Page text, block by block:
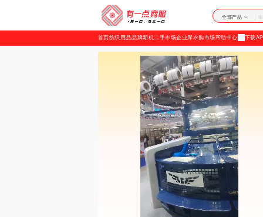
全部产品
首页纺织用品品牌新机 二手市场企业库求购市场帮助中心
加
载
失
败
下载